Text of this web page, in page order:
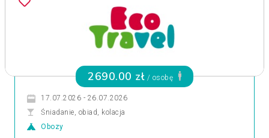
2690.00 zł / osobę
17.07.2026 - 26.07.2026
Śniadanie, obiad, kolacja
Obozy